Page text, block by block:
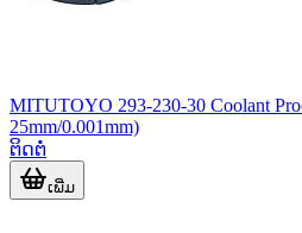
MITUTOYO 293-230-30 Coolant
25mm/0.001mm)
ຕິດຕໍ່
ເພີ່ມ